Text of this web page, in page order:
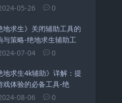
05-26
0
地求生》关闭辅助工具的
与策略-绝地求生辅助工
07-04
0
地求生4k辅助》详解：提
戏体验的必备工具-绝
08-06
0